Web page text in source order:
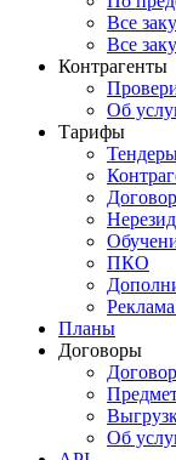
Все
Все
Контрагенты
Об
Тарифы
ПКО
Планы
Договоры
Об